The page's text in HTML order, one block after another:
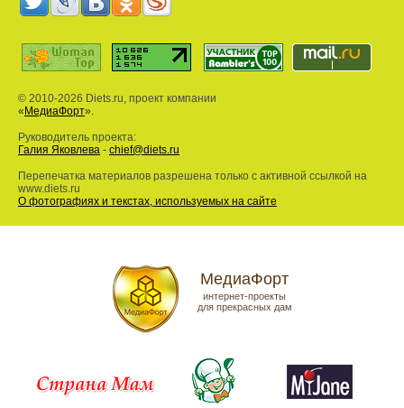
© 2010-2026 Diets.ru, проект компании
« МедиаФорт».
Руководитель проекта:
Галия Яковлева - chief@diets.ru
Перепечатка материалов разрешена только с активной ссылкой на
www.diets.ru
О фотографиях и текстах, используемых на сайте
МедиаФорт
интернет-проекты
для прекрасных дам